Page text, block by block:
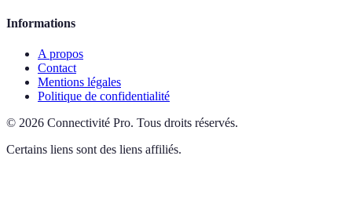
Informations
A propos
Contact
Mentions légales
Politique de confidentialité
© 2026 Connectivité Pro. Tous droits réservés.
Certains liens sont des liens affiliés.